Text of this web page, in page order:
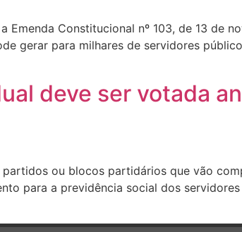
Emenda Constitucional nº 103, de 13 de
gerar para milhares de servidores
deve ser votada
ou blocos partidários que vão
para a previdência social dos